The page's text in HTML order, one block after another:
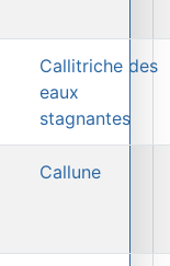
Callitriche des
eaux
stagnantes
Callune